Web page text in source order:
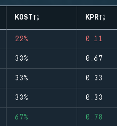
KOST KPR
22% 0.11
33% 0.67
33% 0.33
33% 0.33
67% 0.78